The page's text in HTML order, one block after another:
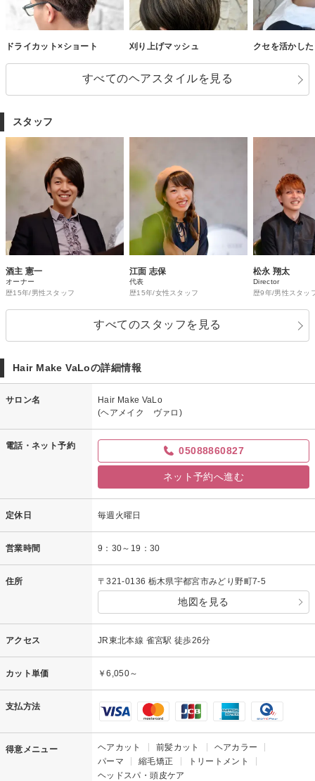
ドライカット×ショート 刈り上げマッシュ クセを活かし
すべてのヘアスタイルを見る
スタッフ
酒主 憲一
オーナー
歴15年/男性スタッフ
江面 志保
代表
歴15年/女性スタッフ
松永 翔太
Director
歴9年/男性スタッ
すべてのスタッフを見る
Hair Make VaLoの詳細情報
サロン名
Hair Make VaLo
(ヘアメイク ヴァロ)
電話・ネット予約 05088860827
ネット予約へ進む
定休日 毎週火曜日
営業時間 9：30～19：30
住所 〒321-0136 栃木県宇都宮市みどり野町7-5
地図を見る
アクセス JR東北本線 雀宮駅 徒歩26分
カット単価 ￥6,050～
支払方法
得意メニュー ヘアカット 前髪カット
ヘアカラー
パーマ
縮毛矯正
トリートメント
ヘッドスパ・頭皮ケア